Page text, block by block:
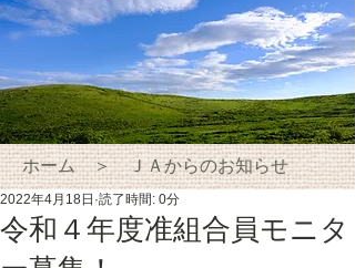
ホーム ＞ ＪＡからのお知らせ
令和４年度准組合員モニタ
2022年4月18日 読了時間: 0分